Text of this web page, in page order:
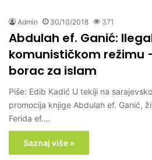
Admin 30/10/2018 371
Abdulah ef. Ganić:
komunističkom režimu
borac za islam
Piše: Edib Kadić U tekiji na
promocija knjige Abdulah ef. Ganić,
Ferida ef.…
Saznaj više »